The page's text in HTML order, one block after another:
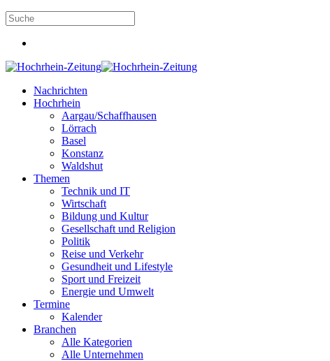
Nachrichten
Hochrhein
Aargau/Schaffhausen
Lörrach
Basel
Konstanz
Waldshut
Themen
Technik und IT
Wirtschaft
Bildung und Kultur
Gesellschaft und Religion
Politik
Reise und Verkehr
Gesundheit und Lifestyle
Sport und Freizeit
Energie und Umwelt
Termine
Kalender
Branchen
Alle Kategorien
Alle Unternehmen